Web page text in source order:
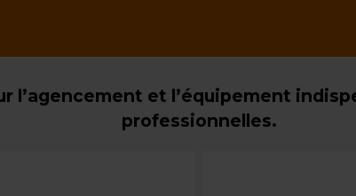
l’agencement et l’équipement
professionnelles.